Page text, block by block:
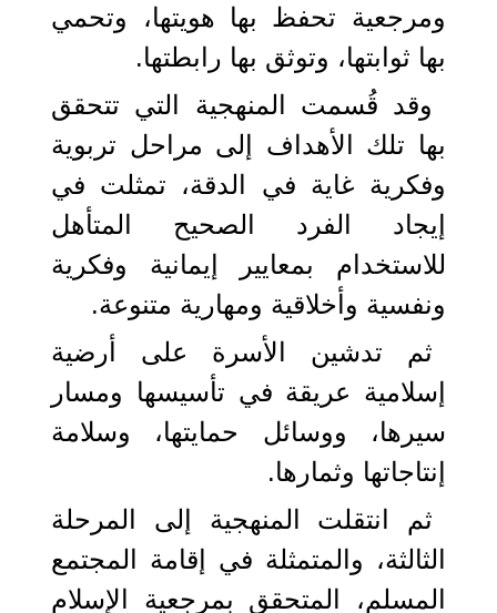
ومرجعية تحفظ بها هويتها، وتحمي
بها ثوابتها، وتوثق بها رابطتها.
وقد قُسمت المنهجية التي تتحقق
بها تلك الأهداف إلى مراحل تربوية
وفكرية غاية في الدقة، تمثلت في
إيجاد الفرد الصحيح المتأهل
للاستخدام بمعايير إيمانية وفكرية
ونفسية وأخلاقية ومهارية متنوعة.
ثم تدشين الأسرة على أرضية
إسلامية عريقة في تأسيسها ومسار
سيرها، ووسائل حمايتها، وسلامة
إنتاجاتها وثمارها.
ثم انتقلت المنهجية إلى المرحلة
الثالثة، والمتمثلة في إقامة المجتمع
المسلم، المتحقق بمرجعية الإسلام